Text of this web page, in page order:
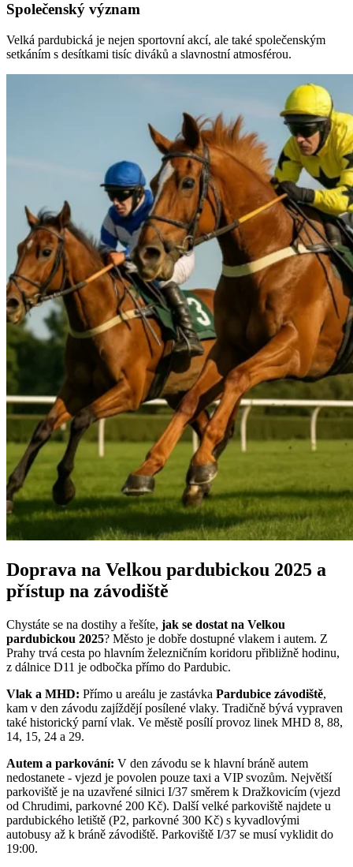
Společenský význam
Velká pardubická je nejen sportovní akcí, ale také společenským
setkáním s desítkami tisíc diváků a slavnostní atmosférou.
Doprava na Velkou pardubickou 2025 a
přístup na závodiště
Chystáte se na dostihy a řešíte, jak se dostat na Velkou
pardubickou 2025? Město je dobře dostupné vlakem i autem. Z
Prahy trvá cesta po hlavním železničním koridoru přibližně hodinu,
z dálnice D11 je odbočka přímo do Pardubic.
Vlak a MHD: Přímo u areálu je zastávka Pardubice závodiště,
kam v den závodu zajíždějí posílené vlaky. Tradičně bývá vypraven
také historický parní vlak. Ve městě posílí provoz linek MHD 8, 88,
14, 15, 24 a 29.
Autem a parkování: V den závodu se k hlavní bráně autem
nedostanete - vjezd je povolen pouze taxi a VIP svozům. Největší
parkoviště je na uzavřené silnici I/37 směrem k Dražkovicím (vjezd
od Chrudimi, parkovné 200 Kč). Další velké parkoviště najdete u
pardubického letiště (P2, parkovné 300 Kč) s kyvadlovými
autobusy až k bráně závodiště. Parkoviště I/37 se musí vyklidit do
19:00.